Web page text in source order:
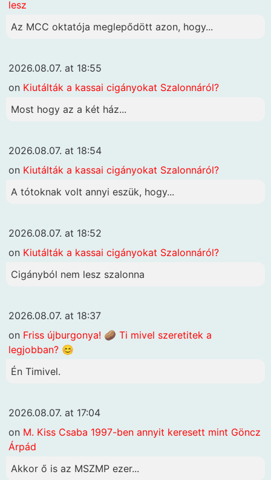
lesz
Az MCC oktatója meglepődött azon, hogy...
2026.08.07. at 18:55
on Kiutálták a kassai cigányokat Szalonnáról?
Most hogy az a két ház...
2026.08.07. at 18:54
on Kiutálták a kassai cigányokat Szalonnáról?
A tótoknak volt annyi eszük, hogy...
2026.08.07. at 18:52
on Kiutálták a kassai cigányokat Szalonnáról?
Cigányból nem lesz szalonna
2026.08.07. at 18:37
on Friss újburgonya! 🥔 Ti mivel szeretitek a
legjobban? 😊
Én Timivel.
2026.08.07. at 17:04
on M. Kiss Csaba 1997-ben annyit keresett mint Göncz
Árpád
Akkor ő is az MSZMP ezer...